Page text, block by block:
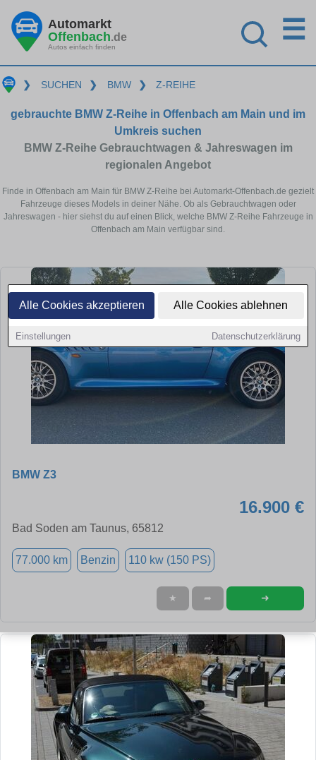
Alle Cookies akzeptieren Alle Cookies ablehnen
Einstellungen Datenschutzerklärung
Automarkt
Offenbach.de
Autos einfach finden
☰
❯ SUCHEN ❯ BMW ❯ Z-REIHE
gebrauchte BMW Z-Reihe in Offenbach am Main und im
Umkreis suchen
BMW Z-Reihe Gebrauchtwagen & Jahreswagen im
regionalen Angebot
Finde in Offenbach am Main für BMW Z-Reihe bei Automarkt-Offenbach.de gezielt
Fahrzeuge dieses Models in deiner Nähe. Ob als Gebrauchtwagen oder
Jahreswagen - hier siehst du auf einen Blick, welche BMW Z-Reihe Fahrzeuge in
Offenbach am Main verfügbar sind.
BMW Z3
16.900 €
Bad Soden am Taunus, 65812
77.000 km Benzin 110 kw (150 PS)
★ ➦ ➜